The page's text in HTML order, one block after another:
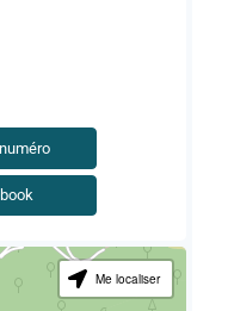
Me localiser